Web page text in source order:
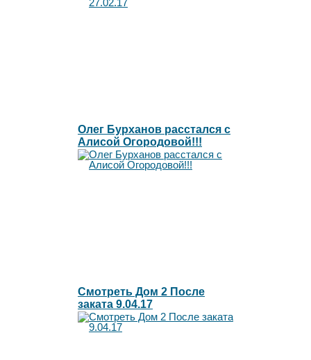
Олег Бурханов расстался с
Алисой Огородовой!!!
Смотреть Дом 2 После
заката 9.04.17